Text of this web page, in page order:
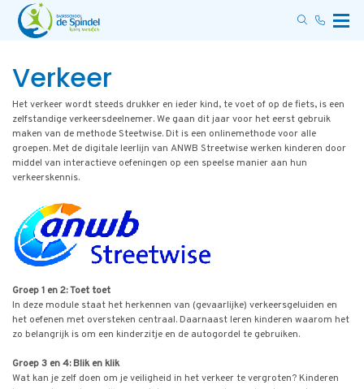
Verkeer
Het verkeer wordt steeds drukker en ieder kind, te voet of op de fiets, is een
zelfstandige verkeersdeelnemer. We gaan dit jaar voor het eerst gebruik
maken van de methode Steetwise. Dit is een onlinemethode voor alle
groepen. Met de digitale leerlijn van ANWB Streetwise werken kinderen door
middel van interactieve oefeningen op een speelse manier aan hun
verkeerskennis.
Groep 1 en 2: Toet toet
In deze module staat het herkennen van (gevaarlijke) verkeersgeluiden en
het oefenen met oversteken centraal. Daarnaast leren kinderen waarom het
zo belangrijk is om een kinderzitje en de autogordel te gebruiken.
Groep 3 en 4: Blik en klik
Wat kan je zelf doen om je veiligheid in het verkeer te vergroten? Kinderen